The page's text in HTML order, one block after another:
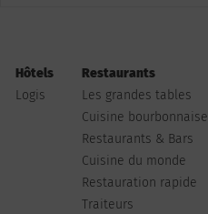
Hôtels
Logis
Restaurants
Les grandes tables
Cuisine bourbonnaise
Restaurants & Bars
Cuisine du monde
Restauration rapide
Traiteurs